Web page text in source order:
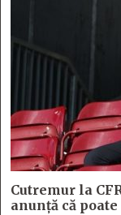
Cutremur la
anunță că